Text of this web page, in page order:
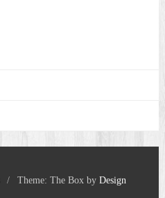
/ Theme: The Box byDesign